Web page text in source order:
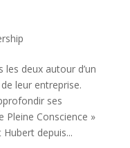
deux autour d’un
leur entreprise.
ses
Pleine Conscience »
depuis...